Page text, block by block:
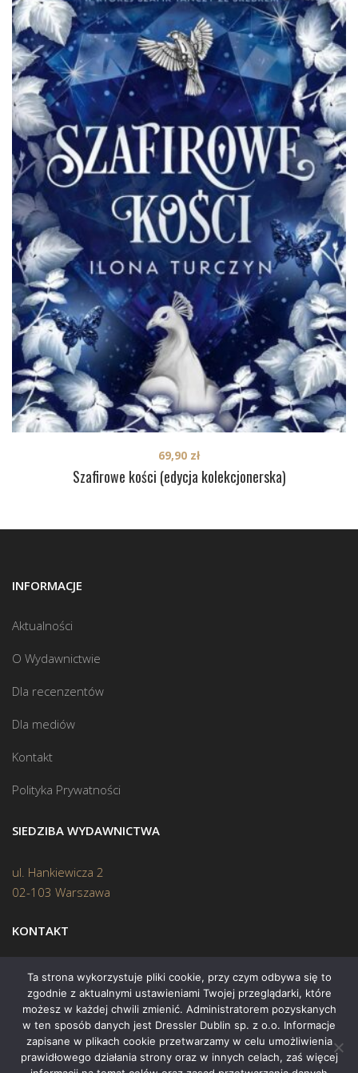
Szafirowe kości (edycja kolekcjonerska)
69,90 zł
INFORMACJE
Aktualności
O Wydawnictwie
Dla recenzentów
Dla mediów
Kontakt
Polityka Prywatności
SIEDZIBA WYDAWNICTWA
ul. Hankiewicza 2
02-103 Warszawa
KONTAKT
Biuro:(22) 45 70 402
Mail:biuro@swiatksiazki.pl
Ta strona wykorzystuje pliki cookie, przy czym odbywa się to
zgodnie z aktualnymi ustawieniami Twojej przeglądarki, które
możesz w każdej chwili zmienić. Administratorem pozyskanych
w ten sposób danych jest Dressler Dublin sp. z o.o. Informacje
zapisane w plikach cookie przetwarzamy w celu umożliwienia
prawidłowego działania strony oraz w innych celach, zaś więcej